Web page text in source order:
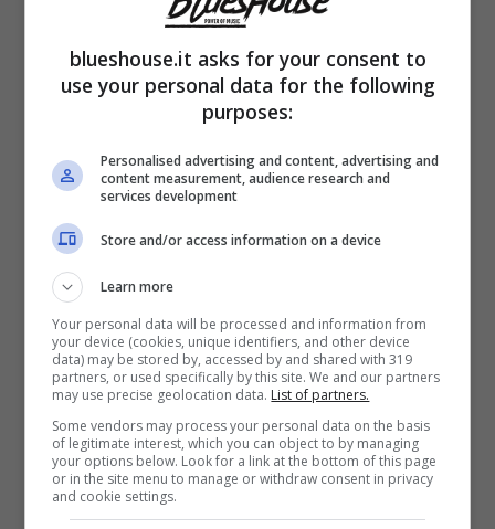
Lei cambia modo di fare a seconda delle
persone
Grecia Colmenares, provocata ripetutamente
da Beatrice Luzzi, le ha scagliato addosso.
Di contro, l’ex protagonista di “Centovetrine”
ha lanciato un affondo ben più pesante:
Grecia non ha rispettodi nulla,neanche
dell’italiano che ancora non parla“.
blueshouse.it asks for your consent to
use your personal data for the following
purposes:
Personalised advertising and content, advertising and
content measurement, audience research and
services development
Store and/or access information on a device
Learn more
Your personal data will be processed and information from
your device (cookies, unique identifiers, and other device
data) may be stored by, accessed by and shared with 319
partners, or used specifically by this site. We and our partners
may use precise geolocation data. List of partners.
Some vendors may process your personal data on the basis
of legitimate interest, which you can object to by managing
your options below. Look for a link at the bottom of this page
or in the site menu to manage or withdraw consent in privacy
and cookie settings.